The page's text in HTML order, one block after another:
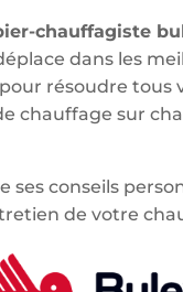
chauffagiste
dans les
résoudre tous
chauffage sur
ses conseils
de votre